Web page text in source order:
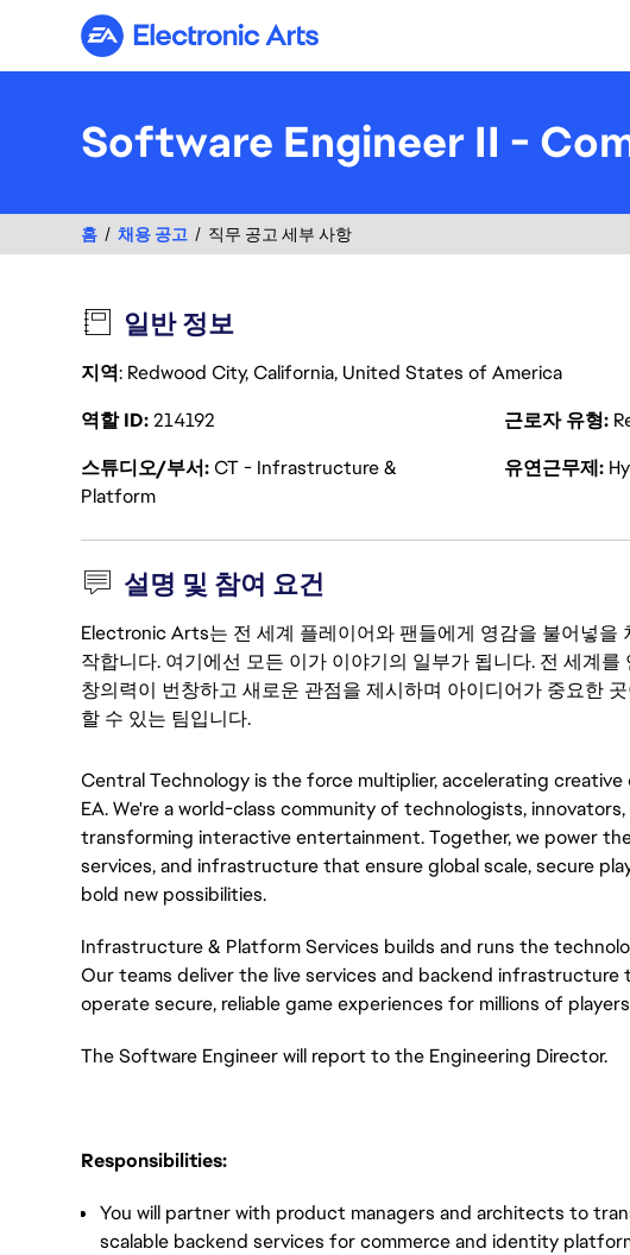
Electronic Arts
Software Engineer II -
홈 채용 공고 직무 공고 세부 사항
일반 정보
지역: Redwood City, California, United States of America
역할 ID214192 근로자 유형
스튜디오/부서CT - Infrastructure &
Platform
유연근무제
설명 및 참여 요건
Electronic Arts는 전 세계 플레이어와 팬들에게 영감을 불어넣을
작합니다. 여기에선 모든 이가 이야기의 일부가 됩니다. 전 세계
창의력이 번창하고 새로운 관점을 제시하며 아이디어가 중요한
할 수 있는 팀입니다.
Central Technology is the force multiplier, accelerating
EA. We're a world-class community of technologists,
transforming interactive entertainment. Together, we power
services, and infrastructure that ensure global scale, secure
bold new possibilities.
Infrastructure & Platform Services builds and runs the
Our teams deliver the live services and backend infrastructure
operate secure, reliable game experiences for millions of
The Software Engineer will report to the Engineering Director.
Responsibilities:
You will partner with product managers and architects to
scalable backend services for commerce and identity